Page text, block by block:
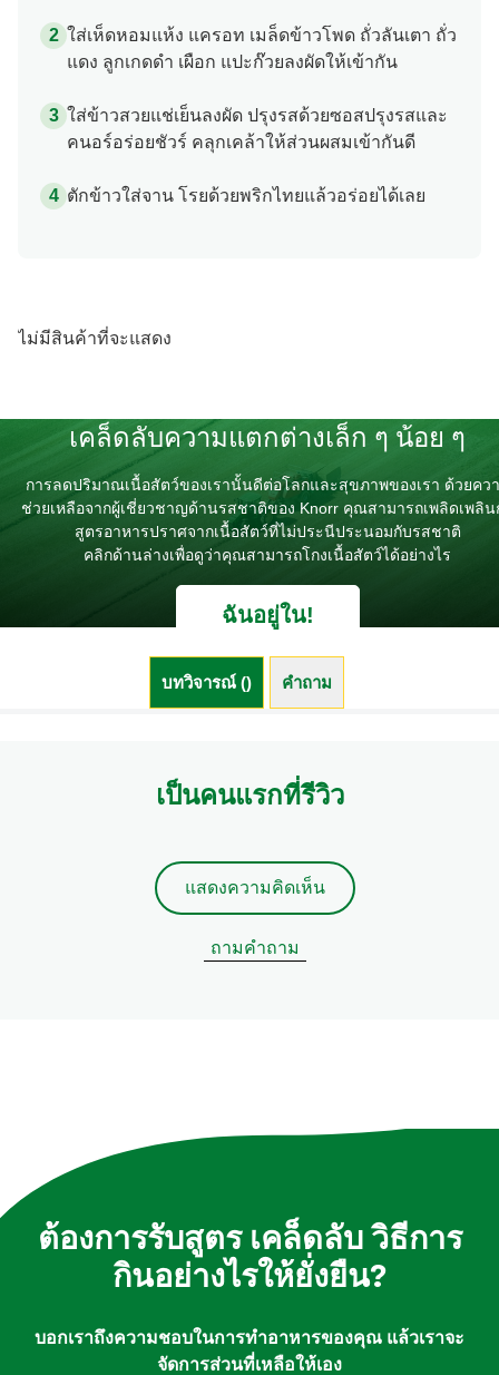
ใส่เห็ดหอมแห้ง แครอท เมล็ดข้าวโพด ถั่วลันเตา ถั่ว
แดง ลูกเกดดำ เผือก แปะก๊วยลงผัดให้เข้ากัน
ใส่ข้าวสวยแช่เย็นลงผัด ปรุงรสด้วยซอสปรุงรสและ
คนอร์อร่อยชัวร์ คลุกเคล้าให้ส่วนผสมเข้ากันดี
ตักข้าวใส่จาน โรยด้วยพริกไทยแล้วอร่อยได้เลย
ไม่มีสินค้าที่จะแสดง
เคล็ดลับความแตกต่างเล็ก ๆ น้อย ๆ
การลดปริมาณเนื้อสัตว์ของเรานั้นดีต่อโลกและสุขภาพของเรา ด้วยคว
ช่วยเหลือจากผู้เชี่ยวชาญด้านรสชาติของ Knorr คุณสามารถเพลิดเพลิน
สูตรอาหารปราศจากเนื้อสัตว์ที่ไม่ประนีประนอมกับรสชาติ
คลิกด้านล่างเพื่อดูว่าคุณสามารถโกงเนื้อสัตว์ได้อย่างไร
ฉันอยู่ใน!
บทวิจารณ์ () คำถาม (0)
เป็นคนแรกที่รีวิว
แสดงความคิดเห็น
ถามคำถาม
ต้องการรับสูตร เคล็ดลับ วิธีการ
กินอย่างไรให้ยั่งยืน?
บอกเราถึงความชอบในการทำอาหารของคุณ แล้วเราจะ
จัดการส่วนที่เหลือให้เอง